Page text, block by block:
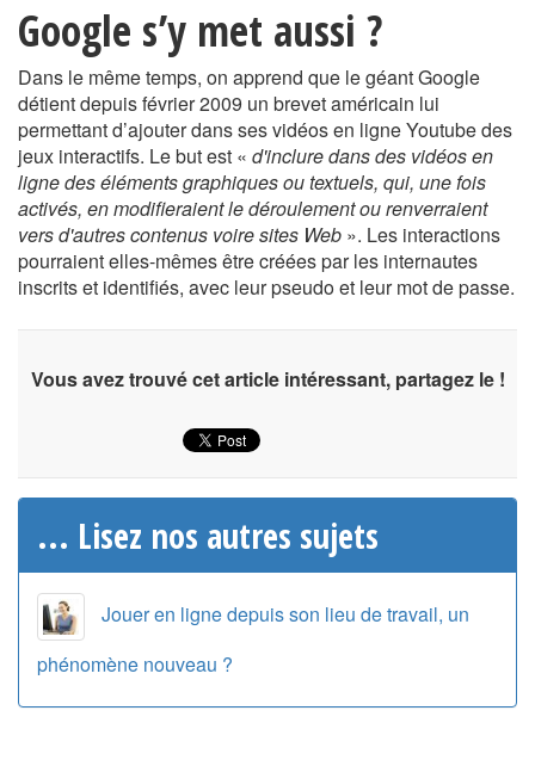
Google s’y met aussi ?
Dans le même temps, on apprend que le géant Google
détient depuis février 2009 un brevet américain lui
permettant d’ajouter dans ses vidéos en ligne Youtube des
jeux interactifs. Le but est « d'inclure dans des vidéos en
ligne des éléments graphiques ou textuels, qui, une fois
activés, en modifieraient le déroulement ou renverraient
vers d'autres contenus voire sites Web ». Les interactions
pourraient elles-mêmes être créées par les internautes
inscrits et identifiés, avec leur pseudo et leur mot de passe.
Vous avez trouvé cet article intéressant, partagez le !
... Lisez nos autres sujets
Jouer en ligne depuis son lieu de travail, un
phénomène nouveau ?